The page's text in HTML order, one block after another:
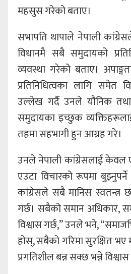
महसुस गरेको बताए।
सभापति थापाले नेपाली
विधानमै सबै समुदायको
व्यवस्था गरेको बताए।
प्रतिनिधित्वका लागि समेत
उल्लेख गर्दै उनले यौनिक
समुदायका इच्छुक व्यक्तिहरूलाई
तहमा सहभागी हुन आग्रह गरे।
उनले नेपाली कांग्रेसलाई केवल
एउटा विचारको रूपमा
कांग्रेसले सबै मानिस स्वतन्त्र
गर्छ। सबैको समान अधिकार,
विश्वास गर्छ,” उनले भने,
होस्, सबैको गरिमा सुरक्षित भए
प्रगतिशील बन्न सक्छ भन्ने